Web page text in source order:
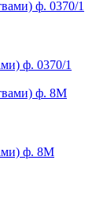
ф. 0370/1
ф. 8М